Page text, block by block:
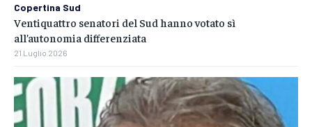
Copertina Sud
Ventiquattro senatori del Sud hanno votato sì
all’autonomia differenziata
21 Luglio 2026